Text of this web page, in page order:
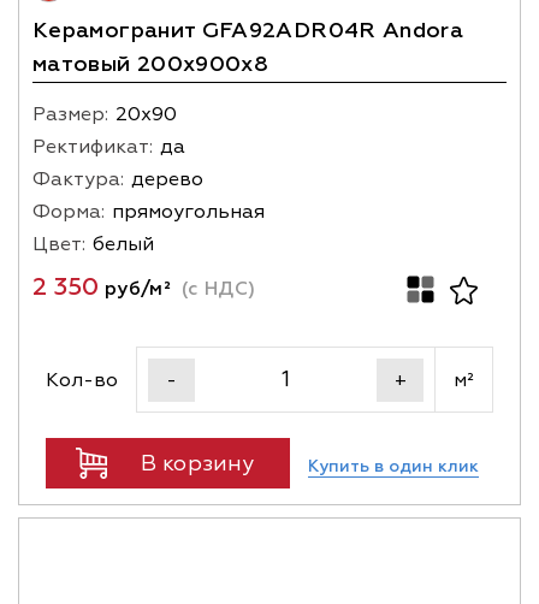
Керамогранит GFA92ADR04R Andora
матовый 200х900x8
Размер: 20х90
Ректификат: да
Фактура: дерево
Форма: прямоугольная
Цвет: белый
2 350 руб/м² (с НДС)
Кол-во - + м²
В корзину Купить в один клик